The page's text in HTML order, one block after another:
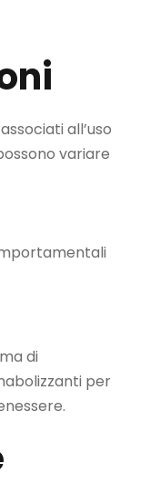
all’uso
variare
di
per